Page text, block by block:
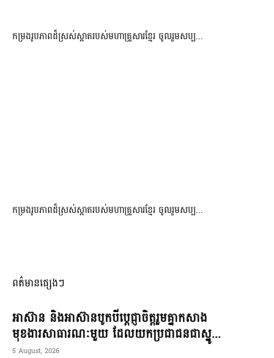
កម្រងរូបភាពដ៏ស្រស់ស្អាត​របស់មហាគ្រួសារខ្មែរ​ ចូលរួមសប្ប...
កម្រងរូបភាពដ៏ស្រស់ស្អាត​របស់មហាគ្រួសារខ្មែរ​ ចូលរួមសប្ប...
ពត៌មានផ្សេងៗ
អាស៊ាន និងអាស៊ានបូកបីប្តេជ្ញាចិត្តរួមគ្នាកសាង
មុខងារសាធារណៈមួយ ដែលយកប្រជាជនជាស្នូ...
5 August, 2026